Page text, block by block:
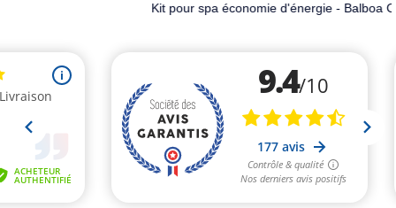
Kit pour spa économie d'énergie - Balboa Clim8zone2